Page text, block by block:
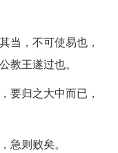
当，不可使易也，
教王遂过也。
要归之大中而已，
急则败矣。